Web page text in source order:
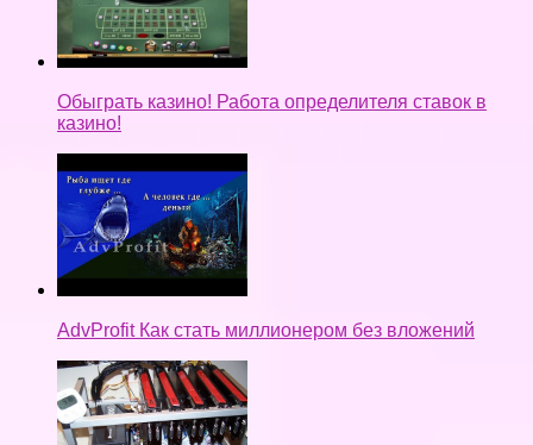
Обыграть казино! Работа определителя ставок в
казино!
AdvProfit Как стать миллионером без вложений